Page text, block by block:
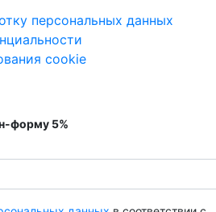
персональных данных
cookie
форму 5%